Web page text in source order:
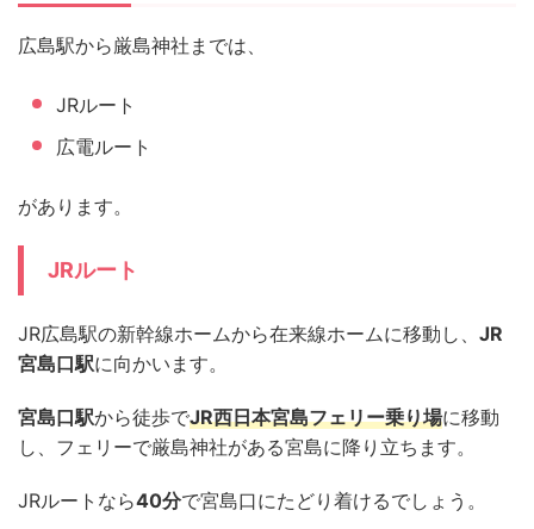
広島駅から厳島神社までは、
JRルート
広電ルート
があります。
JRルート
JR広島駅の新幹線ホームから在来線ホームに移動し、 JR
宮島口駅に向かいます。
宮島口駅から徒歩でJR西日本宮島フェリー乗り場に移動
し、フェリーで厳島神社がある宮島に降り立ちます。
JRルートなら40分で宮島口にたどり着けるでしょう。